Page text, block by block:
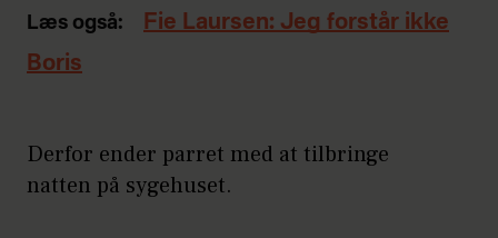
Læs også:
Fie Laursen: Jeg forstår ikke
Boris
Derfor ender parret med at tilbringe
natten på sygehuset.